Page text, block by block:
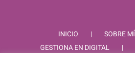
INICIO
SOBRE MÍ
GESTIONA EN DIGITAL